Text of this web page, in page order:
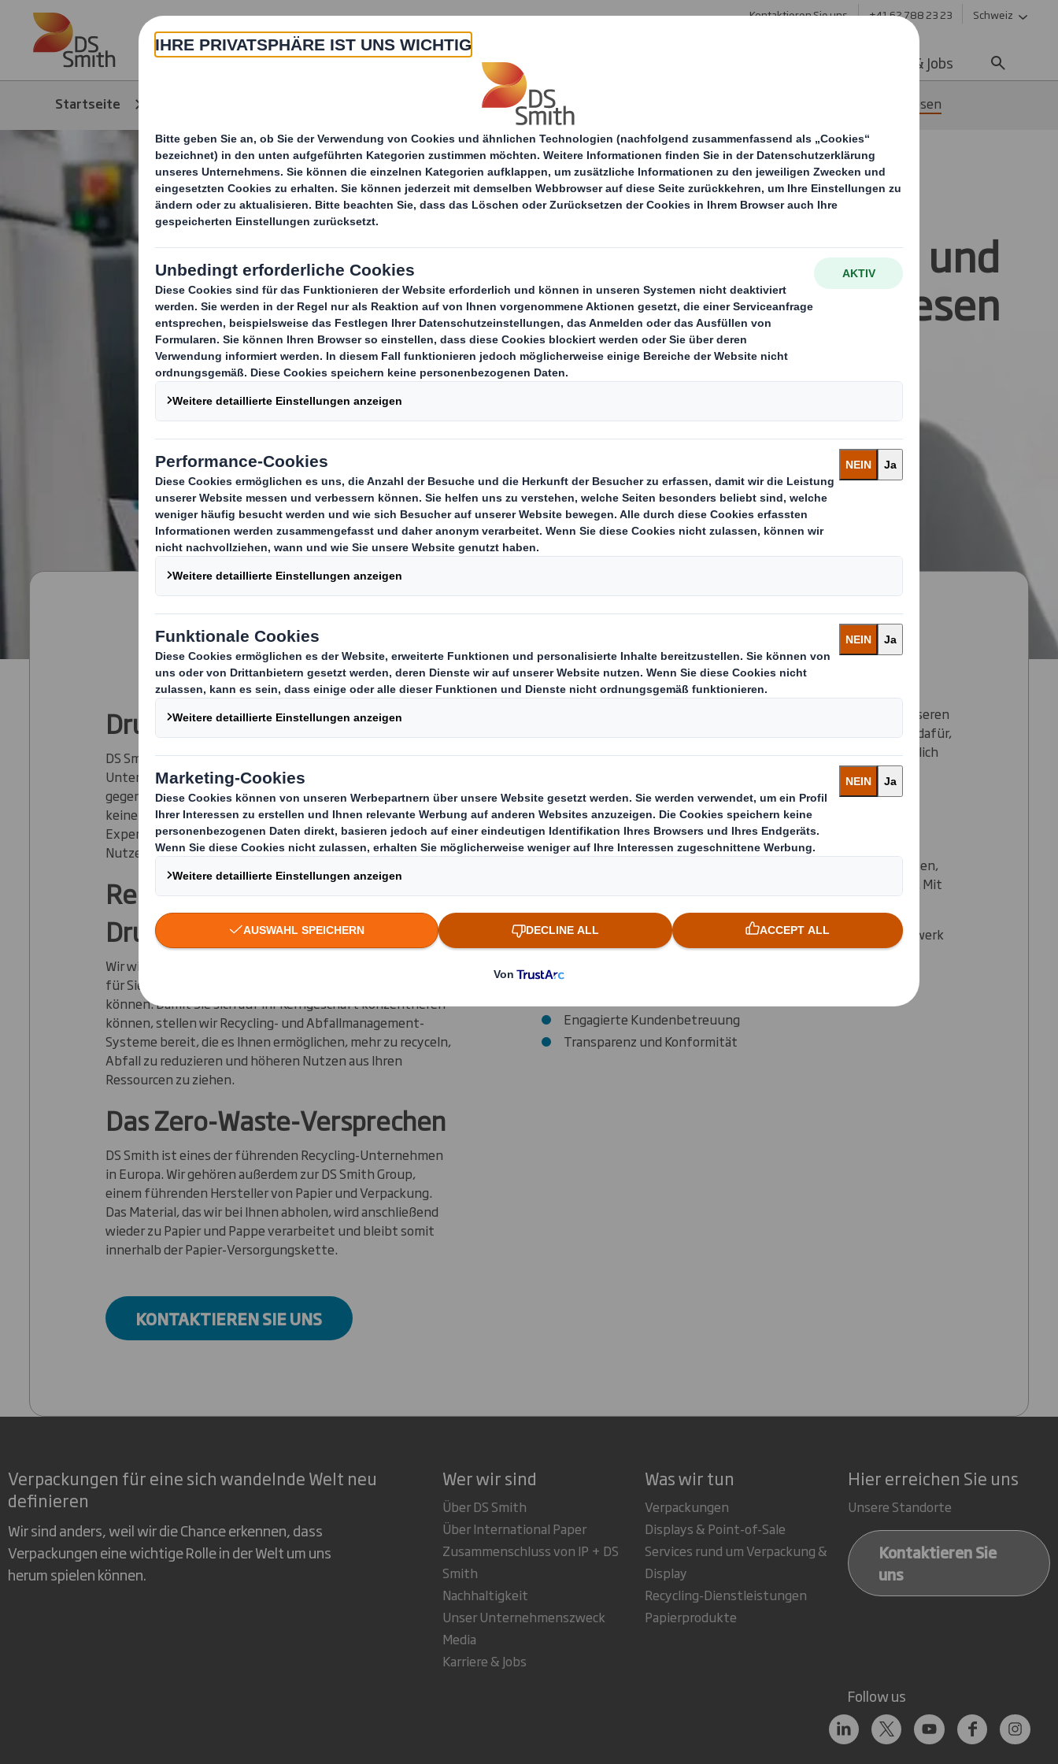
Skip to main content Kontaktieren Sie uns +41 62 788 23 23 Schweiz
Über Uns Produkte & Service Karriere & Jobs
Startseite Recycling-Dienstleistungen Druck- und Verlagswesen
Druck- und
Verlagswesen
Druck- und Verlagswesen
DS Smith versteht, welchen Herausforderungen
Unternehmen im heutigen Druck- und Verlagssektor
gegenübersehen, und ist sich außerdem bewusst, dass
keine zwei Unternehmen gleich sind. Als Recycling-
Experten können wir Ihnen dabei helfen, Effizienz und
Nutzen aus Ihrem Recycling-Material zu erlangen.
Recycling-Lösungen für den
Druck
Wir wissen, dass die Produktion von kritischer Bedeutung
für Sie ist und Sie sich keine Unterbrechungen leisten
können. Damit Sie sich auf Ihr Kerngeschäft konzentrieren
können, stellen wir Recycling- und Abfallmanagement-
Systeme bereit, die es Ihnen ermöglichen, mehr zu recyceln,
Abfall zu reduzieren und höheren Nutzen aus Ihren
Ressourcen zu ziehen.
Das Zero-Waste-Versprechen
DS Smith ist eines der führenden Recycling-Unternehmen
in Europa. Wir gehören außerdem zur DS Smith Group,
einem führenden Hersteller von Papier und Verpackung.
Das Material, das wir bei Ihnen abholen, wird anschließend
wieder zu Papier und Pappe verarbeitet und bleibt somit
innerhalb der Papier-Versorgungskette.
Unser geschlossenes Geschäftsmodell bedeutet, dass wir mit unseren
Kunden zusammenarbeiten, um Abfall zu reduzieren. Wir sorgen dafür,
dass das zur Wiederverwertung bestimmte Material auch tatsächlich
recycelt wird, Kosten eingespart werden und der Nutzen aus dem
Recycling für Sie maximiert wird.
Warum DS Smith?
DS Smith kann Ihrem Druck- oder Verlagsunternehmen dabei helfen,
die Effizienz von Recycling und Abfallmanagement zu optimieren. Mit
uns erzielen Sie folgende Vorteile:
Zusammenarbeit mit dem größten Altpapier-Recycling-Netzwerk
in Europa
Eine geschlossene Recycling-Lösung
Engagierte Kundenbetreuung
Transparenz und Konformität
KONTAKTIEREN SIE UNS
Verpackungen für eine sich wandelnde Welt neu
definieren
Wir sind anders, weil wir die Chance erkennen, dass
Verpackungen eine wichtige Rolle in der Welt um uns
herum spielen können.
Wer wir sind
Über DS Smith
Über International Paper
Zusammenschluss von IP + DS
Smith
Nachhaltigkeit
Unser Unternehmenszweck
Media
Karriere & Jobs
Was wir tun
Verpackungen
Displays & Point-of-Sale
Services rund um Verpackung &
Display
Recycling-Dienstleistungen
Papierprodukte
Hier erreichen Sie uns
Unsere Standorte
Kontaktieren Sie
uns
Follow us